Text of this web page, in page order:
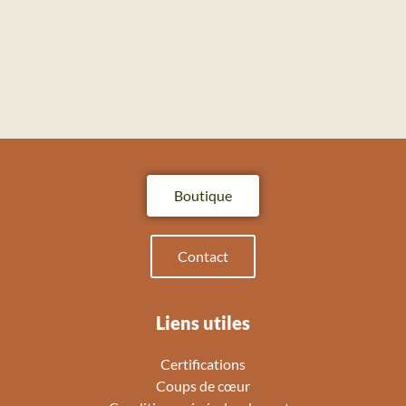
Liens utiles
Certifications
Coups de cœur
Boutique
Contact